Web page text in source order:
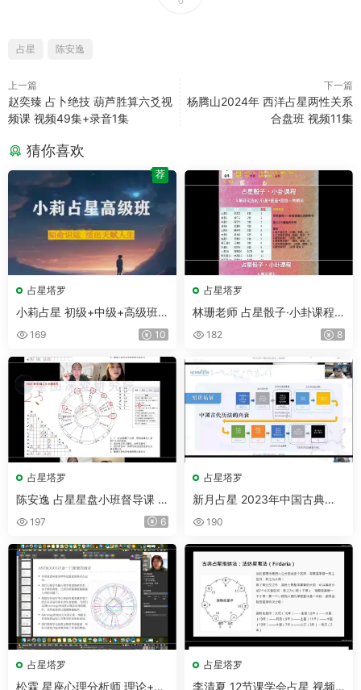
占星 陈安逸
上一篇
赵奕臻 占卜绝技 葫芦胜算六爻视
频课 视频49集+录音1集
下一篇
杨腾山2024年 西洋占星两性关系
合盘班 视频11集
猜你喜欢
占星塔罗
小莉占星 初级+中级+高级班
视频67集
169 10
荐
占星塔罗
林珊老师 占星骰子·小卦课程
视频7集
182 8
占星塔罗
陈安逸 占星星盘小班督导课 2
5年5月-6月 完结版 视频6集
197 6
占星塔罗
新月占星 2023年中国古典占
190
占星塔罗
松霖 星座心理分析师 理论+实
占星塔罗
李清夏 12节课学会占星 视频1